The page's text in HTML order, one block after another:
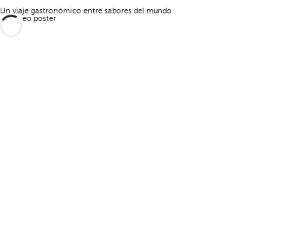
Un viaje gastronómico entre sabores del mundo